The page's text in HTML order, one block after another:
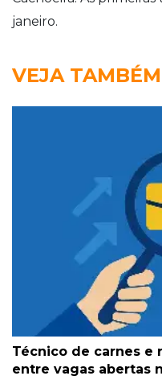
janeiro.
VEJA TAMBÉM
Técnico de carnes e
entre vagas abertas